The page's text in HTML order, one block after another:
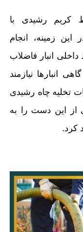
کریم رشیدی با
زمینه، انجام
انبار فاضلاب
انبارها نیازمند
تخلیه چاه رشیدی
از این دست را به
کرد.